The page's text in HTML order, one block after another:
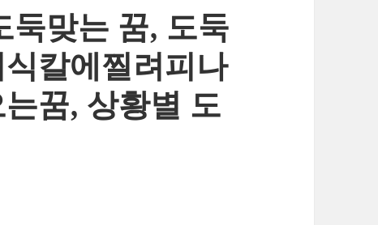
둑맞는 꿈, 도둑
칼에찔려피나
꿈, 상황별 도